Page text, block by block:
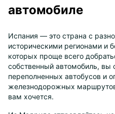
автомобиле
Испания — это страна с
историческими регионами и
которых проще всего
собственный автомобиль, вы
переполненных автобусов и
железнодорожных
вам хочется.